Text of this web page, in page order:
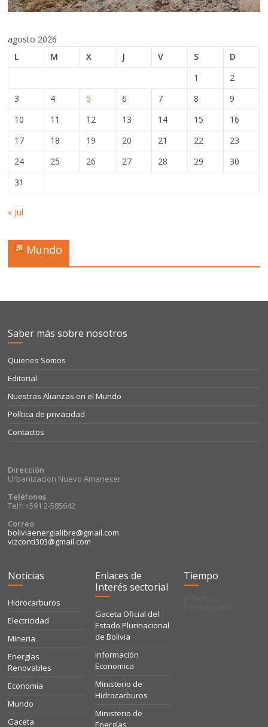
agosto 2026
L
M X J V S
D
1
2
3
4 5 6 7 8
9
10
11 12 13 14 15
16
17
18 19 20 21 22
23
24
25 26 27 28 29
30
31
« Jul
Mundo
Saber más sobre nosotros
Quienes Somos
Editorial
Nuestras Alianzas en el Mundo
Política de privacidad
Contactos
Dirección
Urbanizacion Nuevo Amanecer
Teléfonos
Telf: +591 2-585642
Correo
boliviaenergialibre@gmail.com
vizconti303@gmail.com
Noticias
Hidrocarburos
Electricidad
Mineria
Energías
Renovables
Economia
Mundo
Gaceta
Enlaces de
Interés sectorial
Gaceta Oficial del
Estado Plurinacional
de Bolivia
Información
Economica
Ministerio de
Hidrocarburos
Ministerio de
Tiempo